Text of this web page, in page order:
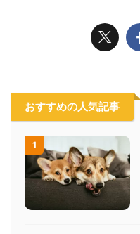
おすすめの人気記事
1